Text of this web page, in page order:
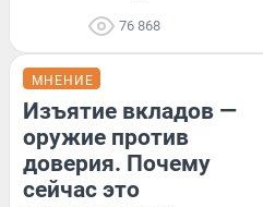
76 868
МНЕНИЕ
Изъятие вкладов —
оружие против
доверия. Почему
сейчас это